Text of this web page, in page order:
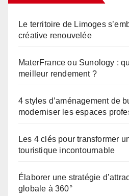
Le territoire de Limoges
créative renouvelée
MaterFrance ou Sunology :
meilleur rendement ?
4 styles d’aménagement de
moderniser les espaces
Les 4 clés pour transformer
touristique incontournable
Élaborer une stratégie
globale à 360°